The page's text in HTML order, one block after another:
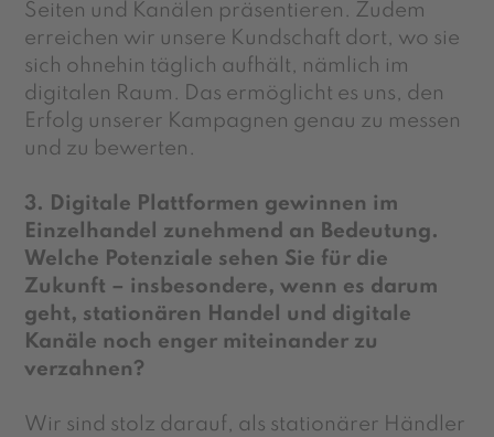
Seiten und Kanälen präsentieren. Zudem
erreichen wir unsere Kundschaft dort, wo sie
sich ohnehin täglich aufhält, nämlich im
digitalen Raum. Das ermöglicht es uns, den
Erfolg unserer Kampagnen genau zu messen
und zu bewerten.
3. Digitale Plattformen gewinnen im
Einzelhandel zunehmend an Bedeutung.
Welche Potenziale sehen Sie für die
Zukunft – insbesondere, wenn es darum
geht, stationären Handel und digitale
Kanäle noch enger miteinander zu
verzahnen?
Wir sind stolz darauf, als stationärer Händler